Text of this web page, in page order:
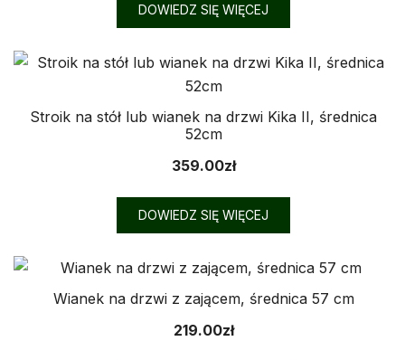
DOWIEDZ SIĘ WIĘCEJ
Stroik na stół lub wianek na drzwi Kika II, średnica
52cm
359.00zł
DOWIEDZ SIĘ WIĘCEJ
Wianek na drzwi z zającem, średnica 57 cm
219.00zł